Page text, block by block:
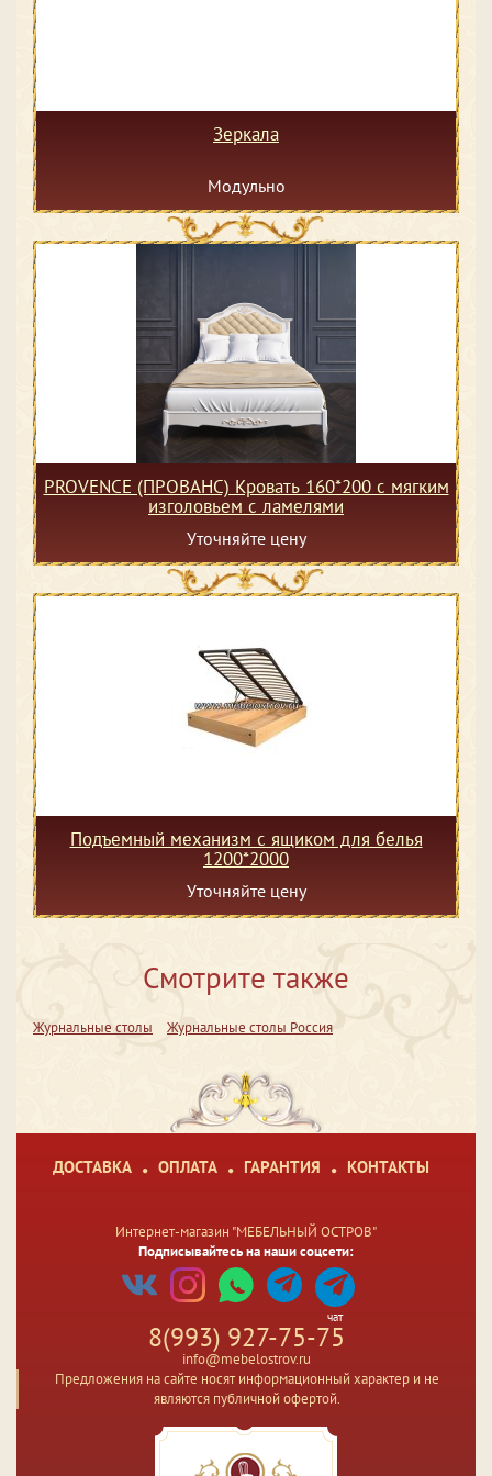
Зеркала
Модульно
PROVENCE (ПРОВАНС) Кровать 160*200 с мягким
изголовьем с ламелями
Уточняйте цену
Подъемный механизм с ящиком для белья
1200*2000
Уточняйте цену
Смотрите также
Журнальные столы Журнальные столы Россия
ДОСТАВКА ОПЛАТА ГАРАНТИЯ КОНТАКТЫ
Интернет-магазин "МЕБЕЛЬНЫЙ ОСТРОВ"
Подписывайтесь на наши соцсети:
чат
8(993) 927-75-75
info@mebelostrov.ru
Предложения на сайте носят информационный характер и не
являются публичной офертой.